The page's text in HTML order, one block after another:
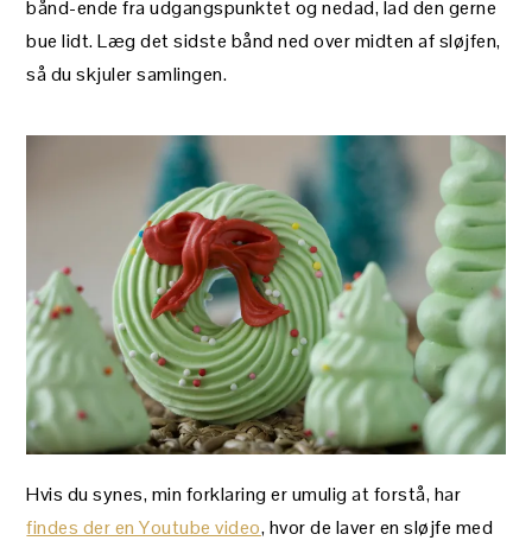
bånd-ende fra udgangspunktet og nedad, lad den gerne
bue lidt. Læg det sidste bånd ned over midten af sløjfen,
så du skjuler samlingen.
Hvis du synes, min forklaring er umulig at forstå, har
findes der en Youtube video, hvor de laver en sløjfe med